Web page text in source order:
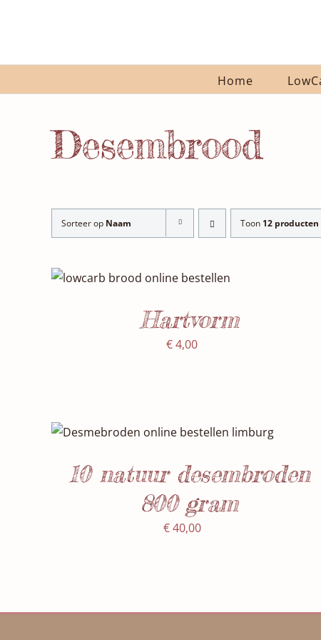
Home
Desembrood
Sorteer op Naam Toon 12 producten
SELECTEER DATUM(S) /
Hartvorm
€4,00
SELECTEER DATUM(S) / DETAILS
10 natuur desembroden
800 gram
€40,00